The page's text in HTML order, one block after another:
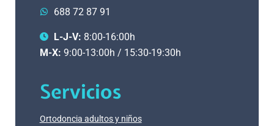
688 72 87 91
L-J-V: 8:00-16:00h
M-X: 9:00-13:00h / 15:30-19:30h
Servicios
Ortodoncia adultos y niños